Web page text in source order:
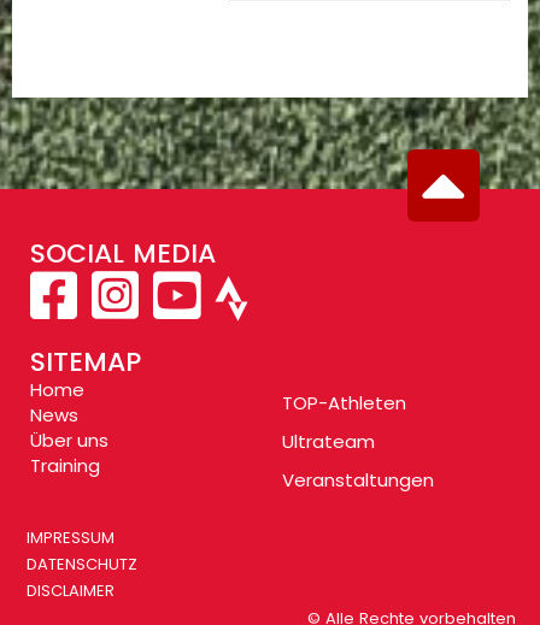
SOCIAL MEDIA
SITEMAP
Home
News
Über uns
Training
TOP-Athleten
Ultrateam
Veranstaltungen
IMPRESSUM
DATENSCHUTZ
DISCLAIMER
© Alle Rechte vorbehalten